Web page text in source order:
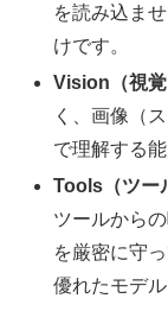
を読み込ま
けです。
Vision（視覚
く、画像（
で理解する
Tools（ツー
ツールから
を厳密に守
優れたモデル